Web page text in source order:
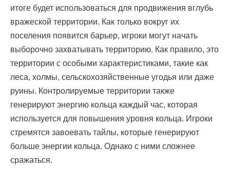
итоге будет использоваться для продвижения вглубь
вражеской территории. Как только вокруг их
поселения появится барьер, игроки могут начать
выборочно захватывать территорию. Как правило, это
территории с особыми характеристиками, такие как
леса, холмы, сельскохозяйственные угодья или даже
руины. Контролируемые территории также
генерируют энергию кольца каждый час, которая
используется для повышения уровня кольца. Игроки
стремятся завоевать тайлы, которые генерируют
больше энергии кольца. Однако с ними сложнее
сражаться.